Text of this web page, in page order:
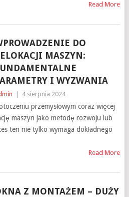
Read More
DO
MASZYN:
I WYZWANIA
4 sierpnia 2024
przemysłowym coraz więcej
maszyn jako metodę rozwoju lub
ten nie tylko wymaga dokładnego
Read More
Z MONTAŻEM – DUŻY